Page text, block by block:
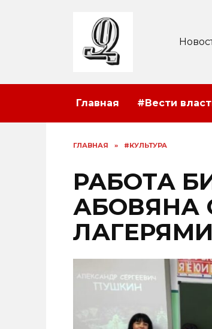
Главная #Вести
ГЛАВНАЯ » #КУЛЬТУРА
РАБОТА
АБОВЯНА
ЛАГЕРЯМИ